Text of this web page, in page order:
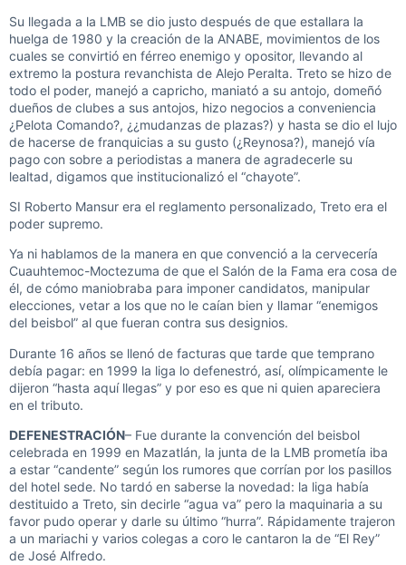
Su llegada a la LMB se dio justo después de que estallara la
huelga de 1980 y la creación de la ANABE, movimientos de los
cuales se convirtió en férreo enemigo y opositor, llevando al
extremo la postura revanchista de Alejo Peralta. Treto se hizo de
todo el poder, manejó a capricho, maniató a su antojo, domeñó
dueños de clubes a sus antojos, hizo negocios a conveniencia
¿Pelota Comando?, ¿¿mudanzas de plazas?) y hasta se dio el lujo
de hacerse de franquicias a su gusto (¿Reynosa?), manejó vía
pago con sobre a periodistas a manera de agradecerle su
lealtad, digamos que institucionalizó el “chayote”.
SI Roberto Mansur era el reglamento personalizado, Treto era el
poder supremo.
Ya ni hablamos de la manera en que convenció a la cervecería
Cuauhtemoc-Moctezuma de que el Salón de la Fama era cosa de
él, de cómo maniobraba para imponer candidatos, manipular
elecciones, vetar a los que no le caían bien y llamar “enemigos
del beisbol” al que fueran contra sus designios.
Durante 16 años se llenó de facturas que tarde que temprano
debía pagar: en 1999 la liga lo defenestró, así, olímpicamente le
dijeron “hasta aquí llegas” y por eso es que ni quien apareciera
en el tributo.
DEFENESTRACIÓN– Fue durante la convención del beisbol
celebrada en 1999 en Mazatlán, la junta de la LMB prometía iba
a estar “candente” según los rumores que corrían por los pasillos
del hotel sede. No tardó en saberse la novedad: la liga había
destituido a Treto, sin decirle “agua va” pero la maquinaria a su
favor pudo operar y darle su último “hurra”. Rápidamente trajeron
a un mariachi y varios colegas a coro le cantaron la de “El Rey”
de José Alfredo.